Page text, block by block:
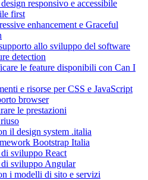
responsivo e accessibile
first
enhancement e Graceful
allo sviluppo del software
detection
le feature disponibili con Can I
e risorse per CSS e JavaScript
browser
le prestazioni
il design system .italia
Bootstrap Italia
sviluppo React
sviluppo Angular
i modelli di sito e servizi